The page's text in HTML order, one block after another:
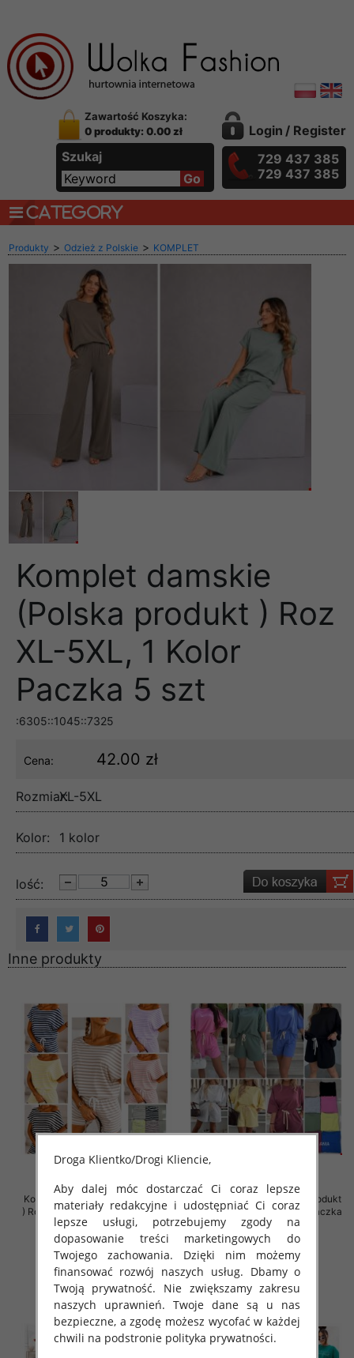
Zawartość Koszyka:
0 produkty: 0.00 zł
Szukaj
Login / Register
729 437 385
729 437 385
CATEGORY
Produkty > Odzież z Polskie > KOMPLET
Komplet damskie
(Polska produkt ) Roz
XL-5XL, 1 Kolor
Paczka 5 szt
:6305::1045::7325
Cena: 42.00 zł
Rozmiar:XL-5XL
Kolor: 1 kolor
lość:
Inne produkty
Komplet damskie (Polska produkt
) Roz Standard , Mix Kolor Paczka
5 szt
57.00 zł
szczegóły
Komplet damskie (Polska produkt
) Roz Standard , Mix Kolor Paczka
5 szt
65.00 zł
szczegóły
Droga Klientko/Drogi Kliencie,
Aby dalej móc dostarczać Ci coraz lepsze
materiały redakcyjne i udostępniać Ci coraz
lepsze usługi, potrzebujemy zgody na
dopasowanie treści marketingowych do
Twojego zachowania. Dzięki nim możemy
finansować rozwój naszych usług. Dbamy o
Twoją prywatność. Nie zwiększamy zakresu
naszych uprawnień. Twoje dane są u nas
bezpieczne, a zgodę możesz wycofać w każdej
chwili na podstronie polityka prywatności.